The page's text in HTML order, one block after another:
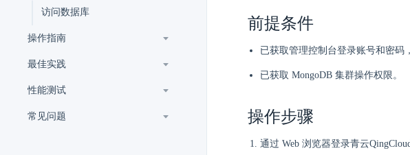
访问数据库
操作指南
最佳实践
性能测试
常见问题
前提条件
已获取管理控制台登录账号和密码
已获取 MongoDB 集群操作权限。
操作步骤
通过 Web 浏览器登录青云